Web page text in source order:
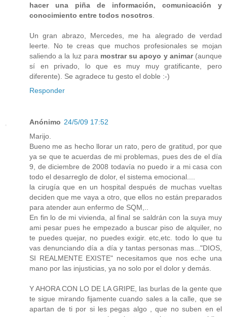
hacer una piña de información, comunicación y
conocimiento entre todos nosotros
Un gran abrazo, Mercedes, me ha alegrado de verdad
leerte. No te creas que muchos profesionales se mojan
saliendo a la luz para mostrar su apoyo y animar(aunque
sí en privado, lo que es muy muy gratificante, pero
diferente). Se agradece tu gesto el doble :-)
Responder
Anónimo 24/5/09 17:52
Marijo.
Bueno me as hecho llorar un rato, pero de gratitud, por que
ya se que te acuerdas de mi problemas, pues des de el día
9, de diciembre de 2008 todavía no puedo ir a mi casa con
todo el desarreglo de dolor, el sistema emocional....
la cirugía que en un hospital después de muchas vueltas
deciden que me vaya a otro, que ellos no están preparados
para atender aun enfermo de SQM,..
En fin lo de mi vivienda, al final se saldrán con la suya muy
ami pesar pues he empezado a buscar piso de alquiler, no
te puedes quejar, no puedes exigir. etc,etc. todo lo que tu
vas denunciando día a día y tantas personas mas..."DIOS,
SI REALMENTE EXISTE" necesitamos que nos eche una
mano por las injusticias, ya no solo por el dolor y demás.
Y AHORA CON LO DE LA GRIPE, las burlas de la gente que
te sigue mirando fijamente cuando sales a la calle, que se
apartan de ti por si les pegas algo , que no suben en el